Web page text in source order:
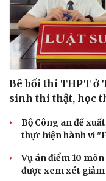
Du lịch
Tư vấn
Bê bối thi THPT ở
sinh thi thật, học
Bộ Công an đề
thực hiện hành vi
Vụ án điểm 10
được xem xét giảm